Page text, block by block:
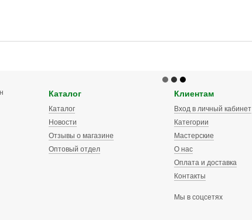
Каталог
Каталог
Новости
Отзывы о магазине
Оптовый отдел
Клиентам
Вход в личный кабинет
Категории
Мастерские
О нас
Оплата и доставка
Контакты
Мы в соцсетях